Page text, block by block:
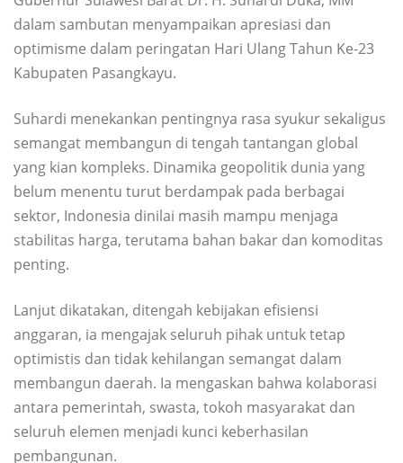
dalam sambutan menyampaikan apresiasi dan
optimisme dalam peringatan Hari Ulang Tahun Ke-23
Kabupaten Pasangkayu.
Suhardi menekankan pentingnya rasa syukur sekaligus
semangat membangun di tengah tantangan global
yang kian kompleks. Dinamika geopolitik dunia yang
belum menentu turut berdampak pada berbagai
sektor, Indonesia dinilai masih mampu menjaga
stabilitas harga, terutama bahan bakar dan komoditas
penting.
Lanjut dikatakan, ditengah kebijakan efisiensi
anggaran, ia mengajak seluruh pihak untuk tetap
optimistis dan tidak kehilangan semangat dalam
membangun daerah. Ia mengaskan bahwa kolaborasi
antara pemerintah, swasta, tokoh masyarakat dan
seluruh elemen menjadi kunci keberhasilan
pembangunan.